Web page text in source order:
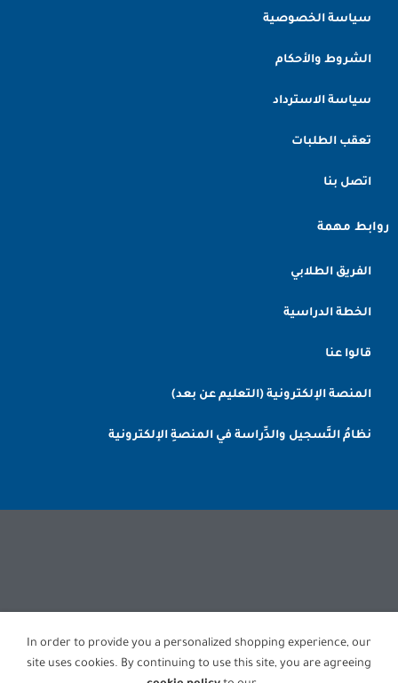
سياسة الخصوصية
الشروط والأحكام
سياسة الاسترداد
تعقب الطلبات
اتصل بنا
روابط مهمة
الفريق الطلابي
الخطة الدراسية
قالوا عنا
المنصة الإلكترونية (التعليم عن بعد)
نظامُ التَّسجيل والدِّراسة في المنصةِ الإلكترونية
© جميع الحقوق محفوظة 2022 م , 1443 هـ .
In order to provide you a personalized shopping experience, our
site uses cookies. By continuing to use this site, you are agreeing